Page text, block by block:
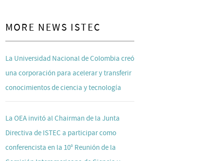
MORE NEWS ISTEC
La Universidad Nacional de Colombia creó
una corporación para acelerar y transferir
conocimientos de ciencia y tecnología
La OEA invitó al Chairman de la Junta
Directiva de ISTEC a participar como
conferencista en la 10° Reunión de la